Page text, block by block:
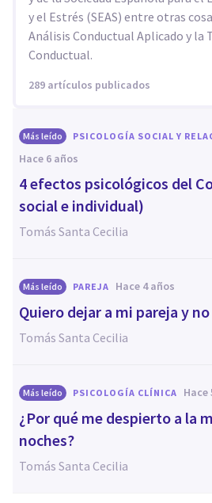
y el Estrés (SEAS) entre otras
Análisis Conductual Aplicado y la
Conductual.
289 artículos publicados
Más leído PSICOLOGÍA SOCIAL Y
hace 6 años
4 efectos psicológicos del
social e individual)
Tomás Santa Cecilia
Más leído PAREJA hace 4 años
Quiero dejar a mi pareja y
Tomás Santa Cecilia
Más leído PSICOLOGÍA CLÍNICA
¿Por qué me despierto a la
noches?
Tomás Santa Cecilia